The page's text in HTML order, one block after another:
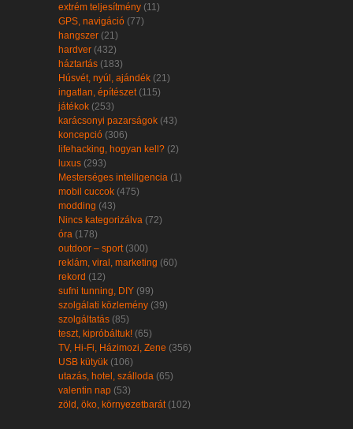
extrém teljesítmény (11)
GPS, navigáció (77)
hangszer (21)
hardver (432)
háztartás (183)
Húsvét, nyúl, ajándék (21)
ingatlan, építészet (115)
játékok (253)
karácsonyi pazarságok (43)
koncepció (306)
lifehacking, hogyan kell? (2)
luxus (293)
Mesterséges intelligencia (1)
mobil cuccok (475)
modding (43)
Nincs kategorizálva (72)
óra (178)
outdoor – sport (300)
reklám, viral, marketing (60)
rekord (12)
sufni tunning, DIY (99)
szolgálati közlemény (39)
szolgáltatás (85)
teszt, kipróbáltuk! (65)
TV, Hi-Fi, Házimozi, Zene (356)
USB kütyük (106)
utazás, hotel, szálloda (65)
valentin nap (53)
zöld, öko, környezetbarát (102)